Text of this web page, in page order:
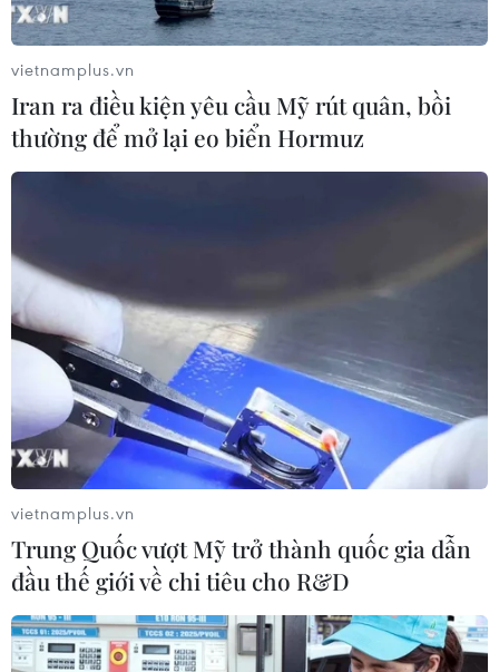
vietnamplus.vn
Iran ra điều kiện yêu cầu Mỹ rút quân, bồi
thường để mở lại eo biển Hormuz
vietnamplus.vn
Trung Quốc vượt Mỹ trở thành quốc gia dẫn
đầu thế giới về chi tiêu cho R&D